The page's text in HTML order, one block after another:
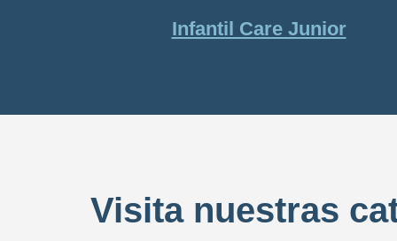
Infantil Care Junior
Visita nuestras